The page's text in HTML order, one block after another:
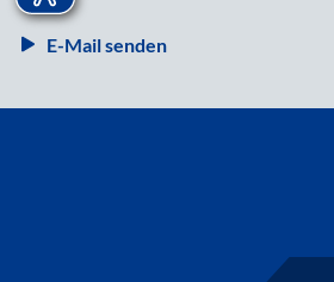
E-Mail senden